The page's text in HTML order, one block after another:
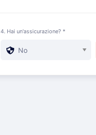
4. Hai un'assicurazione? *